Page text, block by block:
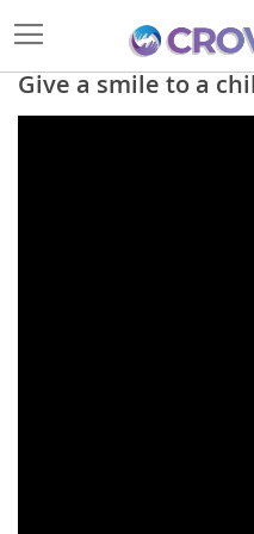
Give a smile to a